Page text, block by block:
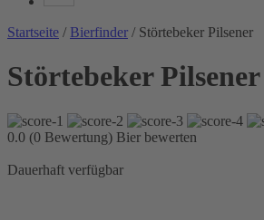
Startseite / Bierfinder / Störtebeker Pilsener
Störtebeker Pilsener
0.0 (0 Bewertung) Bier bewerten
Dauerhaft verfügbar